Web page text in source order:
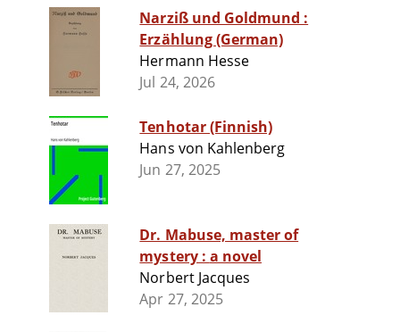
Narziß und Goldmund :
Erzählung (German)
Hermann Hesse
Jul 24, 2026
Tenhotar (Finnish)
Hans von Kahlenberg
Jun 27, 2025
Dr. Mabuse, master of
mystery : a novel
Norbert Jacques
Apr 27, 2025